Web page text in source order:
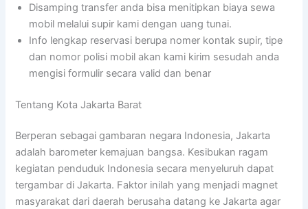
Disamping transfer anda bisa menitipkan biaya sewa
mobil melalui supir kami dengan uang tunai.
Info lengkap reservasi berupa nomer kontak supir, tipe
dan nomor polisi mobil akan kami kirim sesudah anda
mengisi formulir secara valid dan benar
Tentang Kota Jakarta Barat
Berperan sebagai gambaran negara Indonesia, Jakarta
adalah barometer kemajuan bangsa. Kesibukan ragam
kegiatan penduduk Indonesia secara menyeluruh dapat
tergambar di Jakarta. Faktor inilah yang menjadi magnet
masyarakat dari daerah berusaha datang ke Jakarta agar